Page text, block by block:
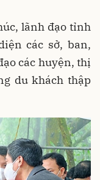
lãnh đạo tỉnh
các sở, ban,
các huyện, thị
du khách thập